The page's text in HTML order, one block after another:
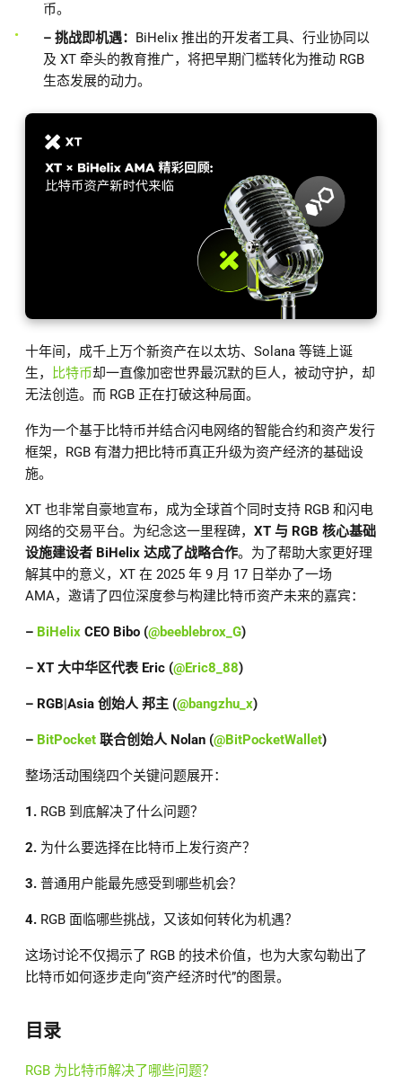
币。
– 挑战即机遇：
BiHelix 推出的开发者工具、行业协同以
及 XT 牵头的教育推广，将把早期门槛转化为推动 RGB
生态发展的动力。
十年间，成千上万个新资产在以太坊、Solana 等链上诞
生，
比特币却一直像加密世界最沉默的巨人，被动守护，却
无法创造。而 RGB 正在打破这种局面。
作为一个基于比特币并结合闪电网络的智能合约和资产发行
框架，RGB 有潜力把比特币真正升级为资产经济的基础设
施。
XT 也非常自豪地宣布，成为全球首个同时支持 RGB 和闪电
网络的交易平台。为纪念这一里程碑， XT 与 RGB 核心基础
设施建设者 BiHelix 达成了战略合作。为了帮助大家更好理
解其中的意义，XT 在 2025 年 9 月 17 日举办了一场
AMA，邀请了四位深度参与构建比特币资产未来的嘉宾：
– BiHelix CEO Bibo (@beeblebrox_G)
– XT 大中华区代表 Eric (@Eric8_88)
– RGB|Asia 创始人 邦主 (@bangzhu_x)
– BitPocket 联合创始人 Nolan (@BitPocketWallet)
整场活动围绕四个关键问题展开：
1. RGB 到底解决了什么问题？
2. 为什么要选择在比特币上发行资产？
3. 普通用户能最先感受到哪些机会？
4. RGB 面临哪些挑战，又该如何转化为机遇？
这场讨论不仅揭示了 RGB 的技术价值，也为大家勾勒出了
比特币如何逐步走向“资产经济时代”的图景。
目录
RGB 为比特币解决了哪些问题？